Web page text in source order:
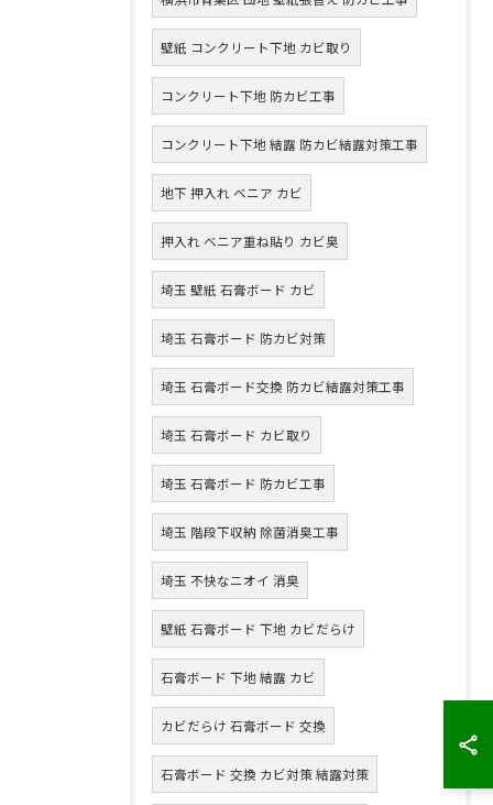
壁紙 コンクリート下地 カビ取り
コンクリート下地 防カビ工事
コンクリート下地 結露 防カビ結露対策工事
地下 押入れ ベニア カビ
押入れ ベニア重ね貼り カビ臭
埼玉 壁紙 石膏ボード カビ
埼玉 石膏ボード 防カビ対策
埼玉 石膏ボード交換 防カビ結露対策工事
埼玉 石膏ボード カビ取り
埼玉 石膏ボード 防カビ工事
埼玉 階段下収納 除菌消臭工事
埼玉 不快なニオイ 消臭
壁紙 石膏ボード 下地 カビだらけ
石膏ボード 下地 結露 カビ
カビだらけ 石膏ボード 交換
石膏ボード 交換 カビ対策 結露対策